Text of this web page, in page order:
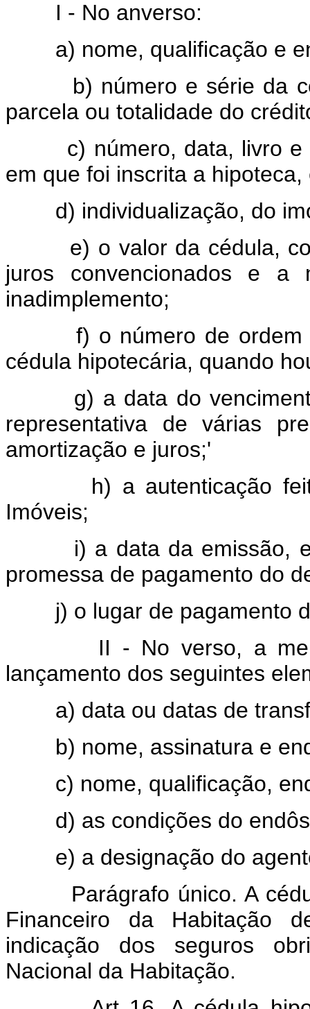
I - No anverso:
a) nome, qualificação e
b) número e série da
parcela ou totalidade do
c) número, data, livro e
em que foi inscrita a
d) individualização, do
e) o valor da cédula,
juros convencionados e
inadimplemento;
f) o número de ordem
cédula hipotecária, quando
g) a data do
representativa de várias
amortização e juros;'
h) a autenticação
Imóveis;
i) a data da emissão, e
promessa de pagamento do
j) o lugar de pagamento
II - No verso, a
lançamento dos seguintes
a) data ou datas de
b) nome, assinatura e
c) nome, qualificação,
d) as condições do
e) a designação do
Parágrafo único. A
Financeiro da Habitação
indicação dos seguros
Nacional da Habitação.